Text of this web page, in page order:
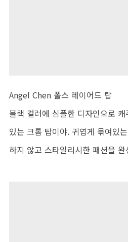
Angel Chen 폴스 레이어드 탑
블랙 컬러에 심플한 디자인으로
있는 크롭 탑이야. 귀엽게 묶여있
하지 않고 스타일리시한 패션을